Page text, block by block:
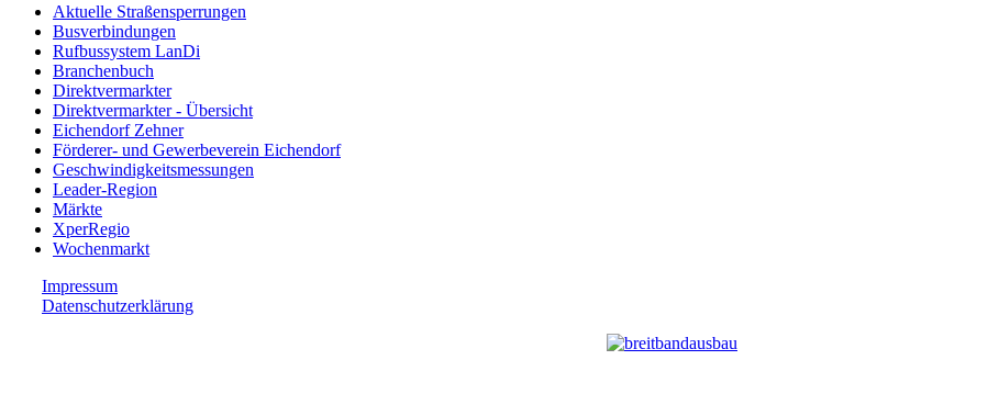
Aktuelle Straßensperrungen
Busverbindungen
Rufbussystem LanDi
Branchenbuch
Direktvermarkter
Direktvermarkter - Übersicht
Eichendorf Zehner
Förderer- und Gewerbeverein Eichendorf
Geschwindigkeitsmessungen
Leader-Region
Märkte
XperRegio
Wochenmarkt
Impressum
Datenschutzerklärung